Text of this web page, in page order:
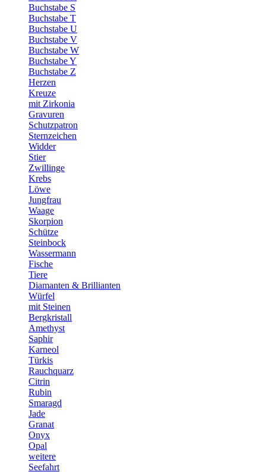
Buchstabe S
Buchstabe T
Buchstabe U
Buchstabe V
Buchstabe W
Buchstabe Y
Buchstabe Z
Herzen
Kreuze
mit Zirkonia
Gravuren
Schutzpatron
Sternzeichen
Widder
Stier
Zwillinge
Krebs
Löwe
Jungfrau
Waage
Skorpion
Schütze
Steinbock
Wassermann
Fische
Tiere
Diamanten & Brillianten
Würfel
mit Steinen
Bergkristall
Amethyst
Saphir
Karneol
Türkis
Rauchquarz
Citrin
Rubin
Smaragd
Jade
Granat
Onyx
Opal
weitere
Seefahrt